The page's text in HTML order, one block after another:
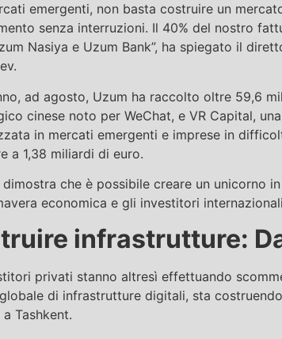
emergenti, non basta costruire un
senza interruzioni. Il 40% del nostro
Nasiya e Uzum Bank”, ha spiegato il
ad agosto, Uzum ha raccolto oltre 59,6
cinese noto per WeChat, e VR Capital,
in mercati emergenti e imprese in
a 1,38 miliardi di euro.
dimostra che è possibile creare un unicorno
economica e gli investitori
infrastrutture:
privati stanno altresì effettuando
di infrastrutture digitali, sta
Tashkent.